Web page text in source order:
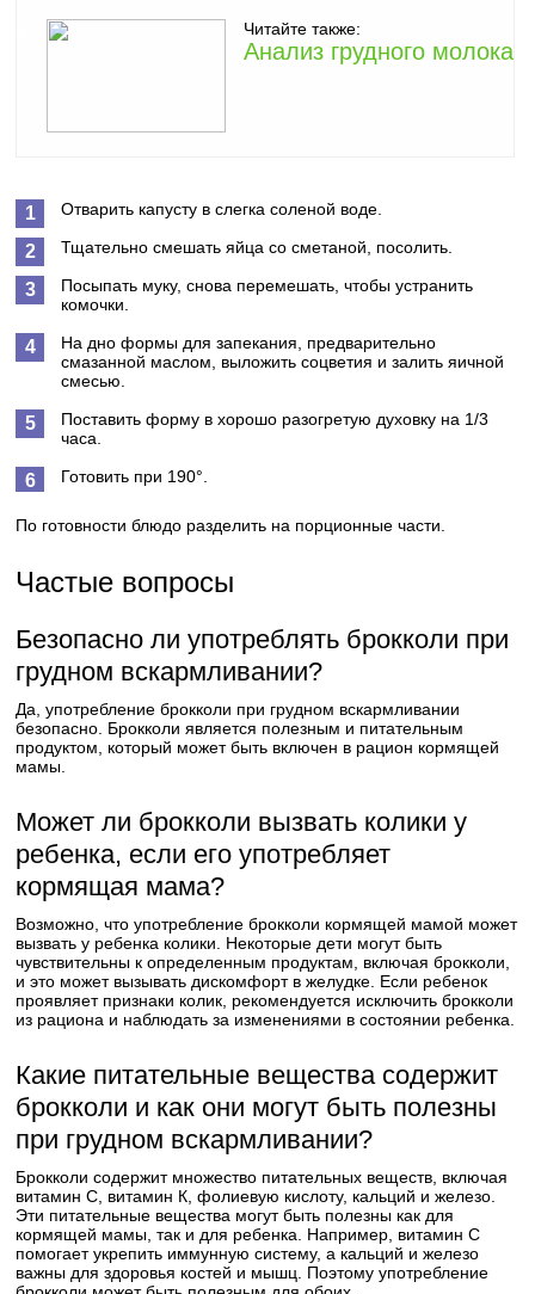
Читайте также:
Анализ грудного молока
Отварить капусту в слегка соленой воде.
Тщательно смешать яйца со сметаной, посолить.
Посыпать муку, снова перемешать, чтобы устранить
комочки.
На дно формы для запекания, предварительно
смазанной маслом, выложить соцветия и залить яичной
смесью.
Поставить форму в хорошо разогретую духовку на 1/3
часа.
Готовить при 190°.
По готовности блюдо разделить на порционные части.
Частые вопросы
Безопасно ли употреблять брокколи при
грудном вскармливании?
Да, употребление брокколи при грудном вскармливании
безопасно. Брокколи является полезным и питательным
продуктом, который может быть включен в рацион кормящей
мамы.
Может ли брокколи вызвать колики у
ребенка, если его употребляет
кормящая мама?
Возможно, что употребление брокколи кормящей мамой может
вызвать у ребенка колики. Некоторые дети могут быть
чувствительны к определенным продуктам, включая брокколи,
и это может вызывать дискомфорт в желудке. Если ребенок
проявляет признаки колик, рекомендуется исключить брокколи
из рациона и наблюдать за изменениями в состоянии ребенка.
Какие питательные вещества содержит
брокколи и как они могут быть полезны
при грудном вскармливании?
Брокколи содержит множество питательных веществ, включая
витамин С, витамин К, фолиевую кислоту, кальций и железо.
Эти питательные вещества могут быть полезны как для
кормящей мамы, так и для ребенка. Например, витамин С
помогает укрепить иммунную систему, а кальций и железо
важны для здоровья костей и мышц. Поэтому употребление